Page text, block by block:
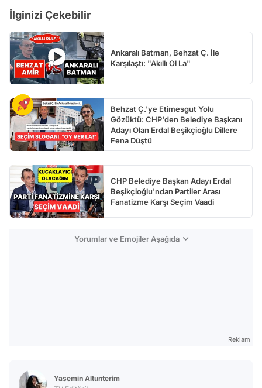
İlginizi Çekebilir
Ankaralı Batman, Behzat Ç. İle
Karşılaştı: "Akıllı Ol La"
Behzat Ç.'ye Etimesgut Yolu
Gözüktü: CHP'den Belediye Başkanı
Adayı Olan Erdal Beşikçioğlu Dillere
Fena Düştü
CHP Belediye Başkan Adayı Erdal
Beşikçioğlu'ndan Partiler Arası
Fanatizme Karşı Seçim Vaadi
Yorumlar ve Emojiler Aşağıda
Reklam
Yasemin Altunterim